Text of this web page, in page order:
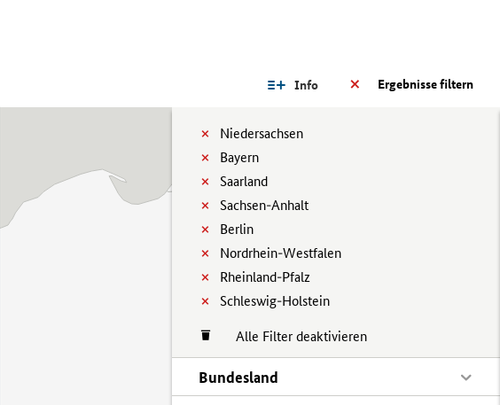
Ergebnisse filtern
Info
Niedersachsen
Bayern
Saarland
Sachsen-Anhalt
Berlin
Nordrhein-Westfalen
Rheinland-Pfalz
Schleswig-Holstein
Alle Filter deaktivieren
Bundesland